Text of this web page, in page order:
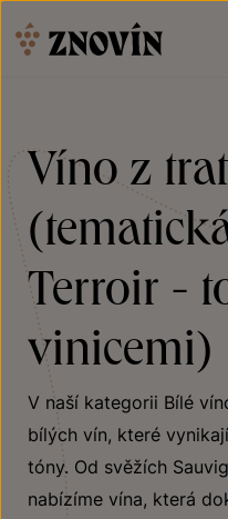
Víno z
Terroir -
vinicemi)
V naší kategorii Bílé
bílých vín, které
tóny. Od svěžích
nabízíme vína, která